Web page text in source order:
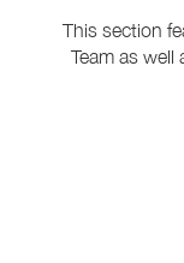
This section
Team as